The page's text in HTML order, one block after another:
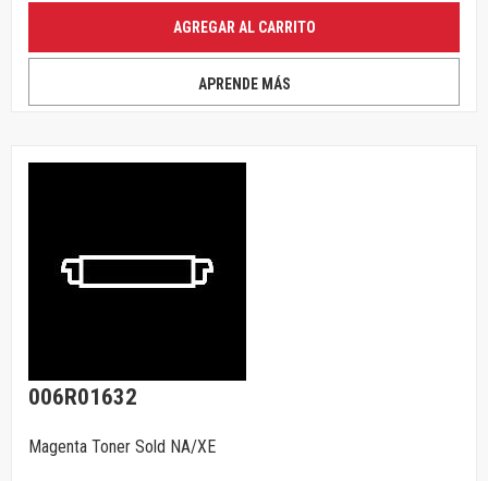
AGREGAR AL CARRITO
APRENDE MÁS
006R01632
Magenta Toner Sold NA/XE